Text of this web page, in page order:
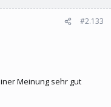
#2.133
Meinung sehr gut